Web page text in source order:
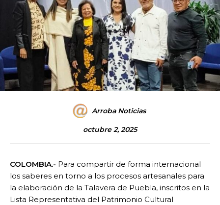
Arroba Noticias
octubre 2, 2025
COLOMBIA.- Para compartir de forma internacional
los saberes en torno a los procesos artesanales para
la elaboración de la Talavera de Puebla, inscritos en la
Lista Representativa del Patrimonio Cultural